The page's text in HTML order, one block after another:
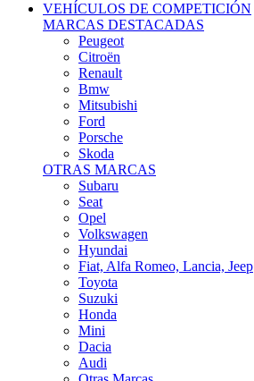
VEHÍCULOS DE COMPETICIÓN
MARCAS DESTACADAS
Peugeot
Citroën
Renault
Bmw
Mitsubishi
Ford
Porsche
Skoda
OTRAS MARCAS
Subaru
Seat
Opel
Volkswagen
Hyundai
Fiat, Alfa Romeo, Lancia, Jeep
Toyota
Suzuki
Honda
Mini
Dacia
Audi